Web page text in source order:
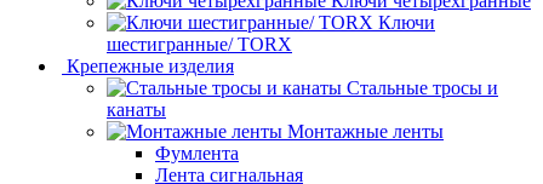
Ключи
шестигранные/ TORX
Крепежные изделия
Стальные тросы и
канаты
Монтажные ленты
Фумлента
Лента сигнальная